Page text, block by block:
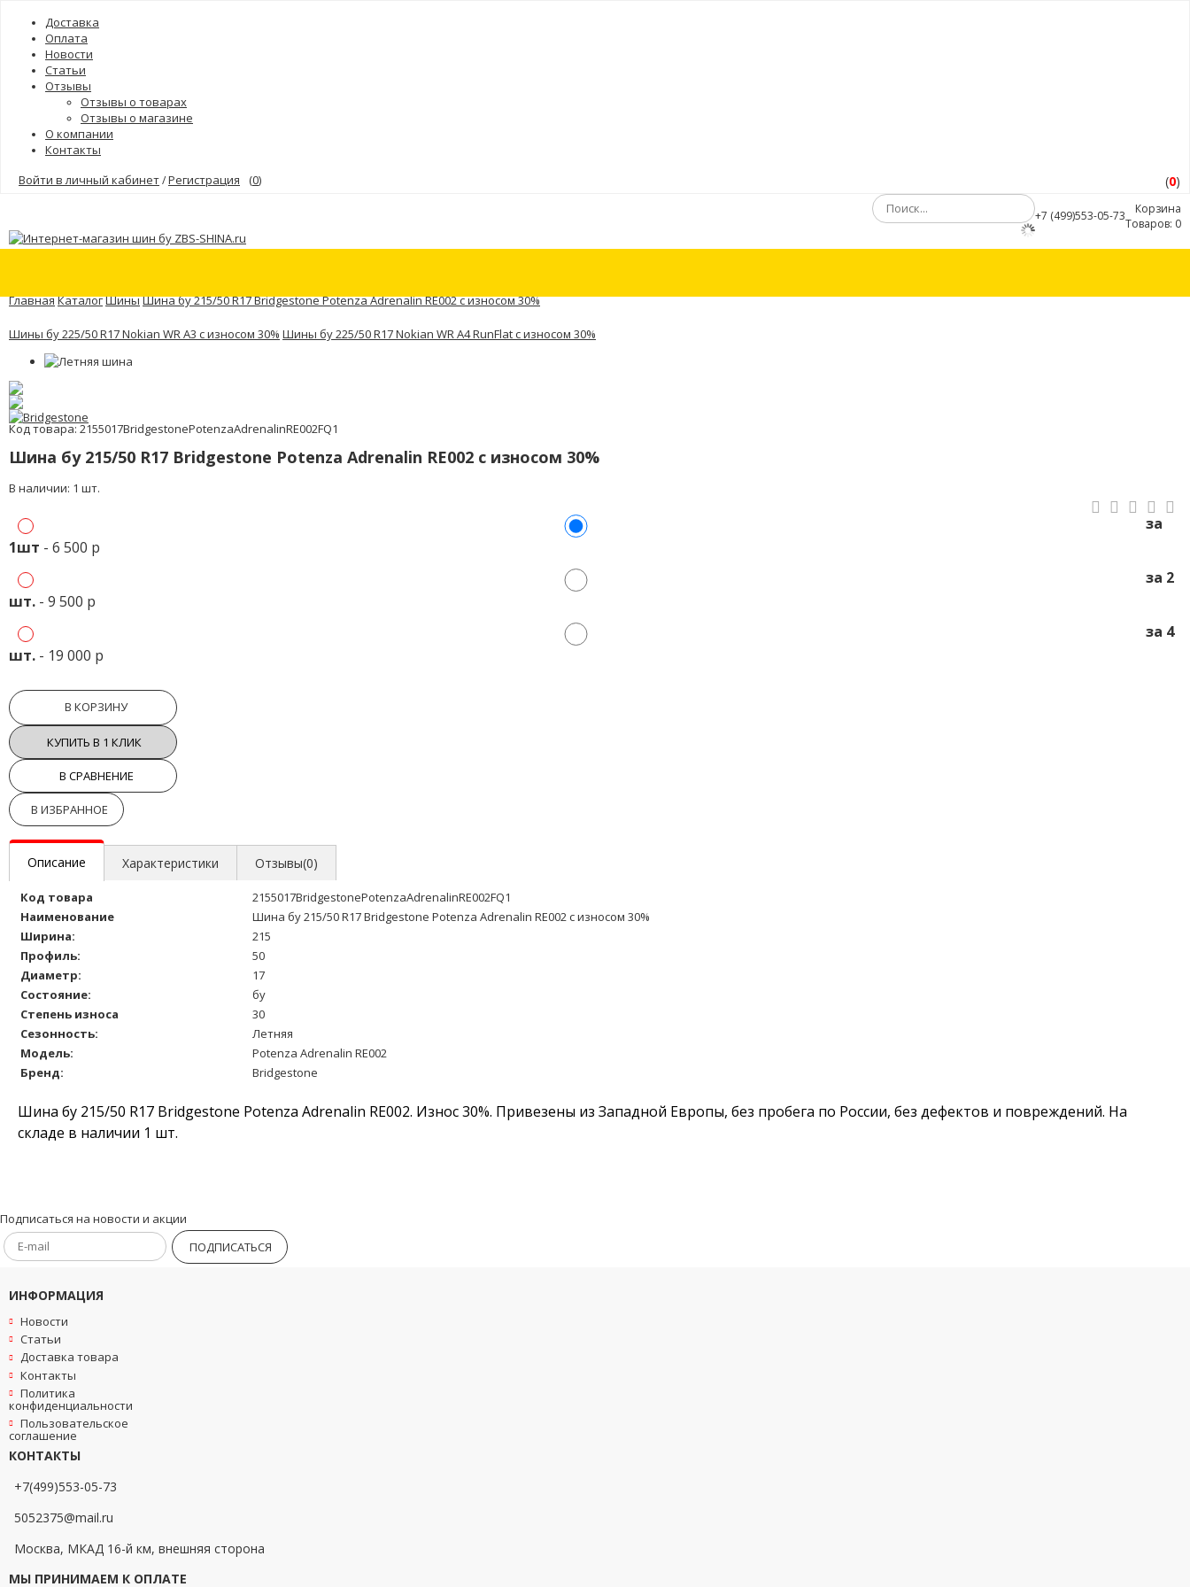
Доставка
Оплата
Новости
Статьи
Отзывы
Отзывы о товарах
Отзывы о магазине
О компании
Контакты
Войти в личный кабинет/Регистрация (0) (0)
+7 (499)553-05-73
Корзина
Товаров: 0
ГлавнаяКаталогШиныШина бу 215/50 R17 Bridgestone Potenza Adrenalin RE002 с износом 30%
Шины бу 225/50 R17 Nokian WR A3 с износом 30% Шины бу 225/50 R17 Nokian WR A4 RunFlat с износом 30%
Код товара: 2155017BridgestonePotenzaAdrenalinRE002FQ1
Шина бу 215/50 R17 Bridgestone Potenza Adrenalin RE002 с износом 30%
В наличии: 1 шт.
за
1шт - 6 500 р
за 2
шт. - 9 500 р
за 4
шт. - 19 000 р
В КОРЗИНУ
КУПИТЬ В 1 КЛИК
В СРАВНЕНИЕ
В ИЗБРАННОЕ
Описание Характеристики Отзывы(0)
Код товара
2155017BridgestonePotenzaAdrenalinRE002FQ1
Наименование
Шина бу 215/50 R17 Bridgestone Potenza Adrenalin RE002 с износом 30%
Ширина:
215
Профиль:
50
Диаметр:
17
Состояние:
бу
Степень износа
30
Сезонность:
Летняя
Модель:
Potenza Adrenalin RE002
Бренд:
Bridgestone
Шина бу 215/50 R17 Bridgestone Potenza Adrenalin RE002. Износ 30%. Привезены из Западной Европы, без пробега по России, без дефектов и повреждений. На
складе в наличии 1 шт.
Подписаться на новости и акции
ПОДПИСАТЬСЯ
ИНФОРМАЦИЯ
Новости
Статьи
Доставка товара
Контакты
Политика
конфиденциальности
Пользовательское
соглашение
КОНТАКТЫ
+7(499)553-05-73
5052375@mail.ru
Москва, МКАД 16-й км, внешняя сторона
МЫ ПРИНИМАЕМ К ОПЛАТЕ